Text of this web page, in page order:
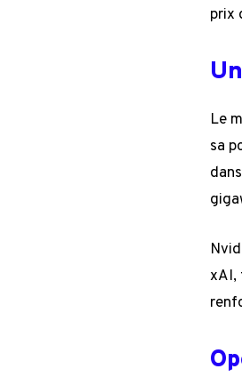
prix
Le
sa
xAI,